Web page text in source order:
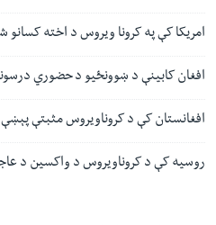
امریکا کې په کرونا ویروس د اخته کسانو شمیر له ۵
افغان کابینې د ښوونځیو د حضوري
افغانستان کې د کروناویروس مثبتې پېښې ۳۷۳۴۵ ته ورسېدې
روسیه کې د کروناویروس د واکسین د